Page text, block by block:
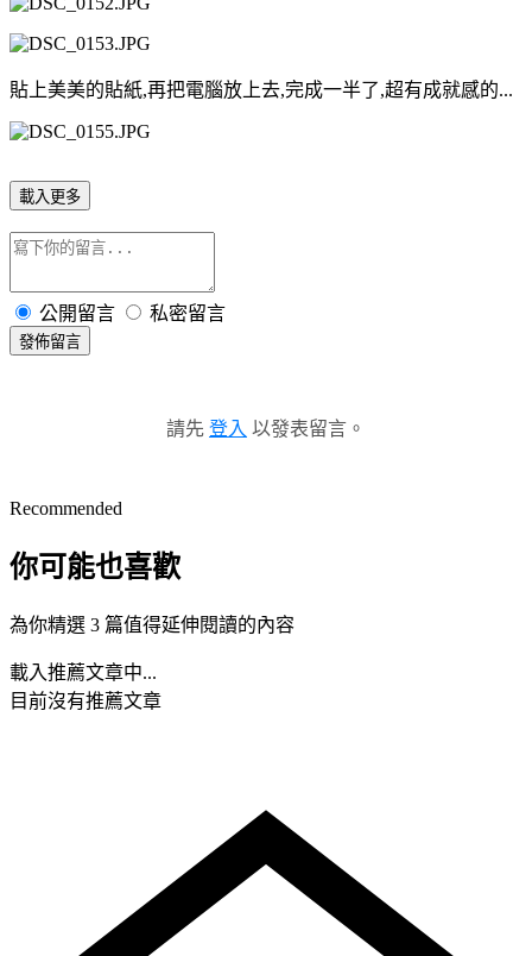
貼上美美的貼紙,再把電腦放上去,完成一半了,超有成就感的...
載入更多
公開留言 私密留言
發佈留言
請先 登入 以發表留言。
Recommended
你可能也喜歡
為你精選 3 篇值得延伸閱讀的內容
載入推薦文章中...
目前沒有推薦文章